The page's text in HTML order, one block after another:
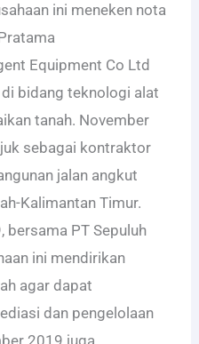
ini meneken nota
Equipment Co Ltd
bidang teknologi alat
tanah. November
sebagai kontraktor
jalan angkut
Kalimantan Timur.
bersama PT Sepuluh
ini mendirikan
agar dapat
dan pengelolaan